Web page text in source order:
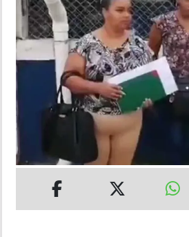
SHOW
DEPORTES
INSÓLITAS
MULTIMEDIA